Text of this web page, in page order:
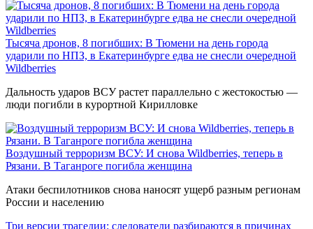
Тысяча дронов, 8 погибших: В Тюмени на день города
ударили по НПЗ, в Екатеринбурге едва не снесли очередной
Wildberries
Дальность ударов ВСУ растет параллельно с жестокостью —
люди погибли в курортной Кирилловке
Воздушный терроризм ВСУ: И снова Wildberries, теперь в
Рязани. В Таганроге погибла женщина
Атаки беспилотников снова наносят ущерб разным регионам
России и населению
Три версии трагедии: следователи разбираются в причинах